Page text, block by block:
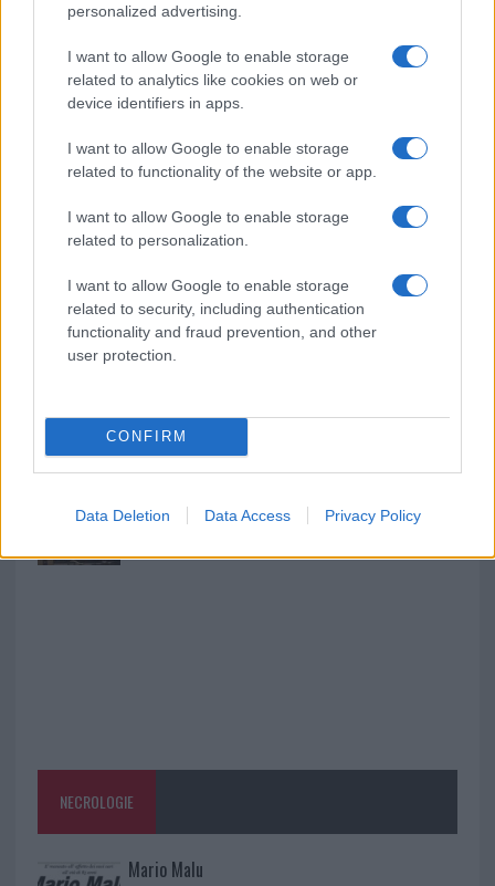
personalized advertising.
I want to allow Google to enable storage
related to analytics like cookies on web or
device identifiers in apps.
I want to allow Google to enable storage
related to functionality of the website or app.
I want to allow Google to enable storage
related to personalization.
I want to allow Google to enable storage
related to security, including authentication
functionality and fraud prevention, and other
user protection.
CONFIRM
Data Deletion Data Access Privacy Policy
Michelle Hunziker in Gallura, bella anche dal
vivo: un amico vip svela come fa
Calangianus, dopo le polemiche il centro
accoglienza minori chiude
Olbia, divieto di sosta contro spaccio e degrado:
esplode la protesta
Pausa caffè impeccabile: come scegliere la
soluzione ideale per la casa e l’ufficio
rinascita della strada che segnò la Gallura
la rete elettrica
NECROLOGIE
Mario Malu